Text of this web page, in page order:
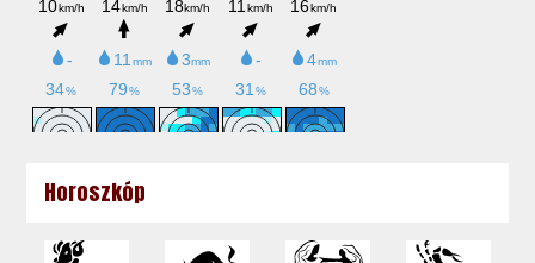
Horoszkóp